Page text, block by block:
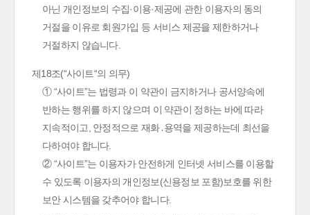
아닌 개인정보의 수집·이용·제공에 관한 이용자의 동의
거절을 이유로 회원가입 등 서비스 제공을 제한하거나
거절하지 않습니다.
제18조(“사이트“의 의무)
① “사이트”는 법령과 이 약관이 금지하거나 공서양속에
반하는 행위를 하지 않으며 이 약관이 정하는 바에 따라
지속적이고, 안정적으로 재화․용역을 제공하는데 최선을
다하여야 합니다.
② “사이트”는 이용자가 안전하게 인터넷 서비스를 이용할
수 있도록 이용자의 개인정보(신용정보 포함)보호를 위한
보안 시스템을 갖추어야 합니다.